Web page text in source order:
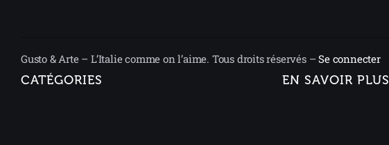
Gusto & Arte – L’Italie comme on l’aime. Tous droits réservés –Se connecter
CATÉGORIES EN SAVOIR PLUS